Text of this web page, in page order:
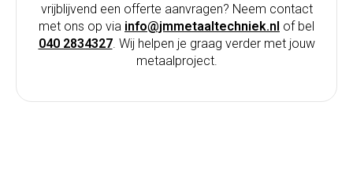
vrijblijvend een offerte aanvragen? Neem contact
met ons op via info@jmmetaaltechniek.nl of bel
040 2834327. Wij helpen je graag verder met jouw
metaalproject.